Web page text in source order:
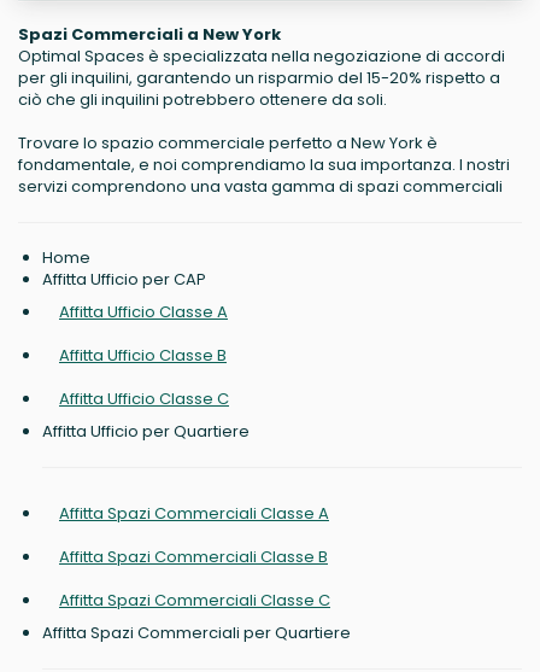
Spazi Commerciali a New York
Optimal Spaces è specializzata nella negoziazione di accordi
per gli inquilini, garantendo un risparmio del 15-20% rispetto a
ciò che gli inquilini potrebbero ottenere da soli.
Trovare lo spazio commerciale perfetto a New York è
fondamentale, e noi comprendiamo la sua importanza. I nostri
servizi comprendono una vasta gamma di spazi commerciali
Home
Affitta Ufficio per CAP
Affitta Ufficio Classe A
Affitta Ufficio Classe B
Affitta Ufficio Classe C
Affitta Ufficio per Quartiere
Affitta Spazi Commerciali Classe A
Affitta Spazi Commerciali Classe B
Affitta Spazi Commerciali Classe C
Affitta Spazi Commerciali per Quartiere